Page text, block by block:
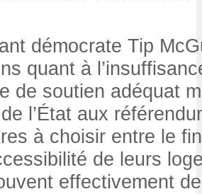
démocrate Tip
quant à
de soutien adéquat
l’État aux
à choisir entre le
de leurs
effectivement